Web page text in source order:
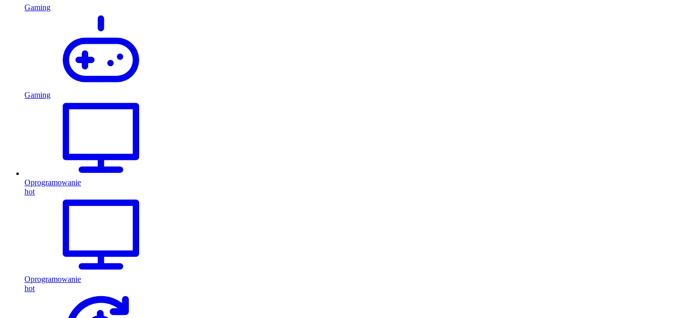
Gaming
Gaming
Oprogramowanie
hot
Oprogramowanie
hot